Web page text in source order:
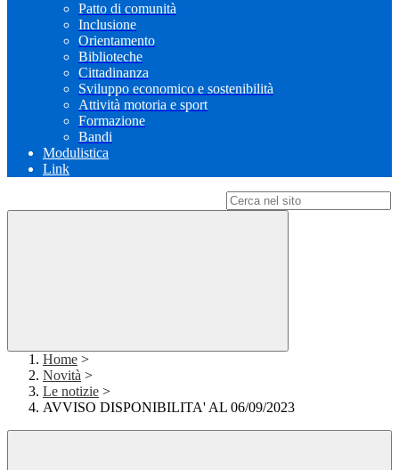
Patto di comunità
Inclusione
Orientamento
Biblioteche
Cittadinanza
Sviluppo economico e sostenibilità
Attività motoria e sport
Formazione
Bandi
Modulistica
Link
Home >
Novità >
Le notizie >
AVVISO DISPONIBILITA' AL 06/09/2023